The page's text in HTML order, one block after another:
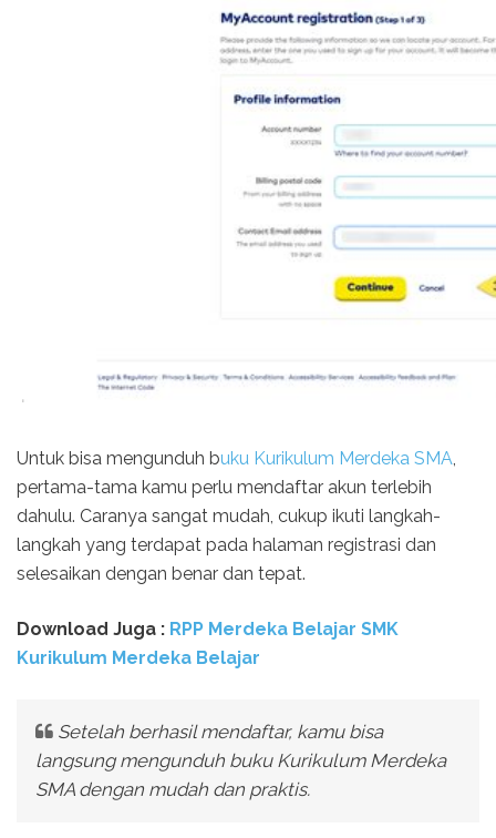
Untuk bisa mengunduh buku Kurikulum Merdeka SMA
pertama-tama kamu perlu mendaftar akun terlebih
dahulu. Caranya sangat mudah, cukup ikuti langkah-
langkah yang terdapat pada halaman registrasi dan
selesaikan dengan benar dan tepat.
Download Juga : RPP Merdeka Belajar SMK
Kurikulum Merdeka Belajar
Setelah berhasil mendaftar, kamu bisa
langsung mengunduh buku Kurikulum Merdeka
SMA dengan mudah dan praktis.